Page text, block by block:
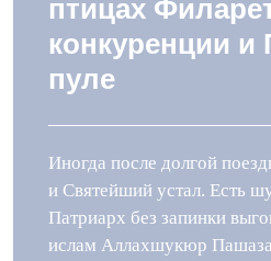
птицах
конкуренции
пуле
Иногда после долгой
и Святейший устал. Есть
Патриарх без запинки
ислам Аллахшукюр